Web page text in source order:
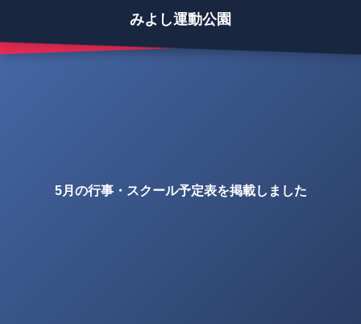
みよし運動公園
5月の行事・スクール予定表を掲載しました